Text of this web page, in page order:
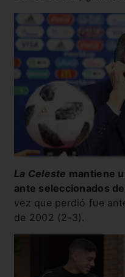
La Celeste mantiene
ante seleccionados
vez que perdió fue
de 2002 (2-3).